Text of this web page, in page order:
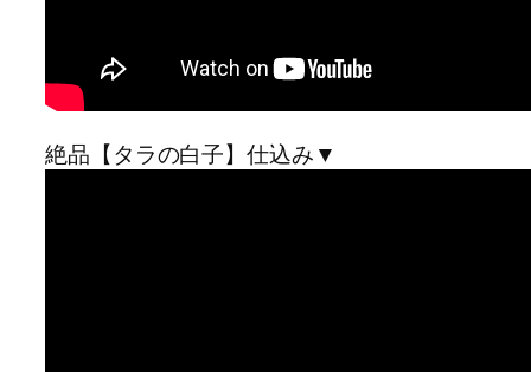
絶品【タラの白子】仕込み▼